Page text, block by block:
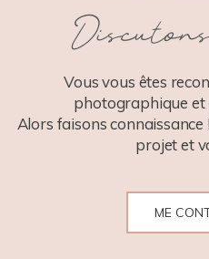
Vous vous êtes
photographique et
Alors faisons
projet et
ME